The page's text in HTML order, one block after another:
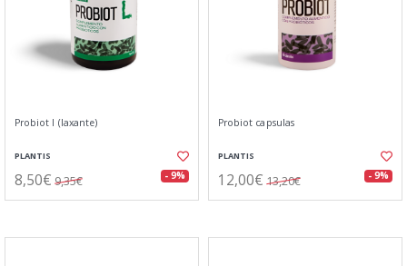
Probiot l (laxante)
PLANTIS
8,50€ 9,35€ - 9%
Probiot capsulas
PLANTIS
12,00€ 13,20€ - 9%